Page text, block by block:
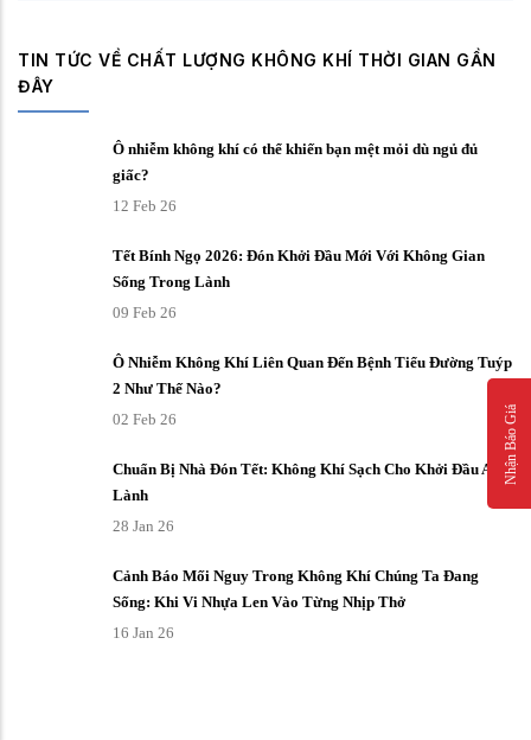
TIN TỨC VỀ CHẤT LƯỢNG KHÔNG KHÍ THỜI GIAN GẦN
ĐÂY
Ô nhiễm không khí có thể khiến bạn mệt mỏi dù ngủ đủ
giấc?
12 Feb 26
Tết Bính Ngọ 2026: Đón Khởi Đầu Mới Với Không Gian
Sống Trong Lành
09 Feb 26
Ô Nhiễm Không Khí Liên Quan Đến Bệnh Tiểu Đường Tuýp
2 Như Thế Nào?
02 Feb 26
Chuẩn Bị Nhà Đón Tết: Không Khí Sạch Cho Khởi Đầu An
Lành
28 Jan 26
Cảnh Báo Mối Nguy Trong Không Khí Chúng Ta Đang
Sống: Khi Vi Nhựa Len Vào Từng Nhịp Thở
16 Jan 26
Nhận Báo Giá